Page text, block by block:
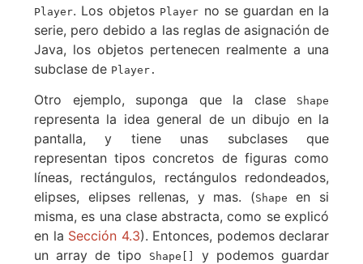
Player. Los objetos Player no se guardan en la
serie, pero debido a las reglas de asignación de
Java, los objetos pertenecen realmente a una
subclase de Player.
Otro ejemplo, suponga que la clase Shape
representa la idea general de un dibujo en la
pantalla, y tiene unas subclases que
representan tipos concretos de figuras como
líneas, rectángulos, rectángulos redondeados,
elipses, elipses rellenas, y mas. (Shape
en si
misma, es una clase abstracta, como se explicó
en la Sección 4.3). Entonces, podemos declarar
un array de tipo
Shape[]
y podemos guardar